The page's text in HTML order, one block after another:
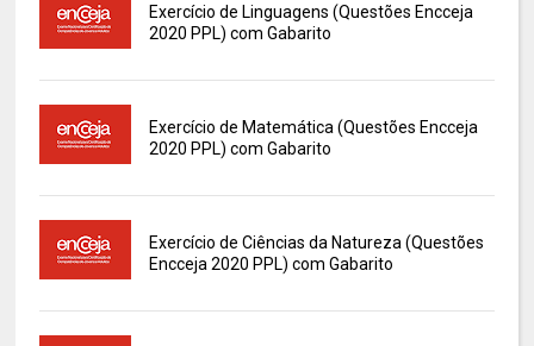
Exercício de Linguagens (Questões Encceja
2020 PPL) com Gabarito
Exercício de Matemática (Questões Encceja
2020 PPL) com Gabarito
Exercício de Ciências da Natureza (Questões
Encceja 2020 PPL) com Gabarito